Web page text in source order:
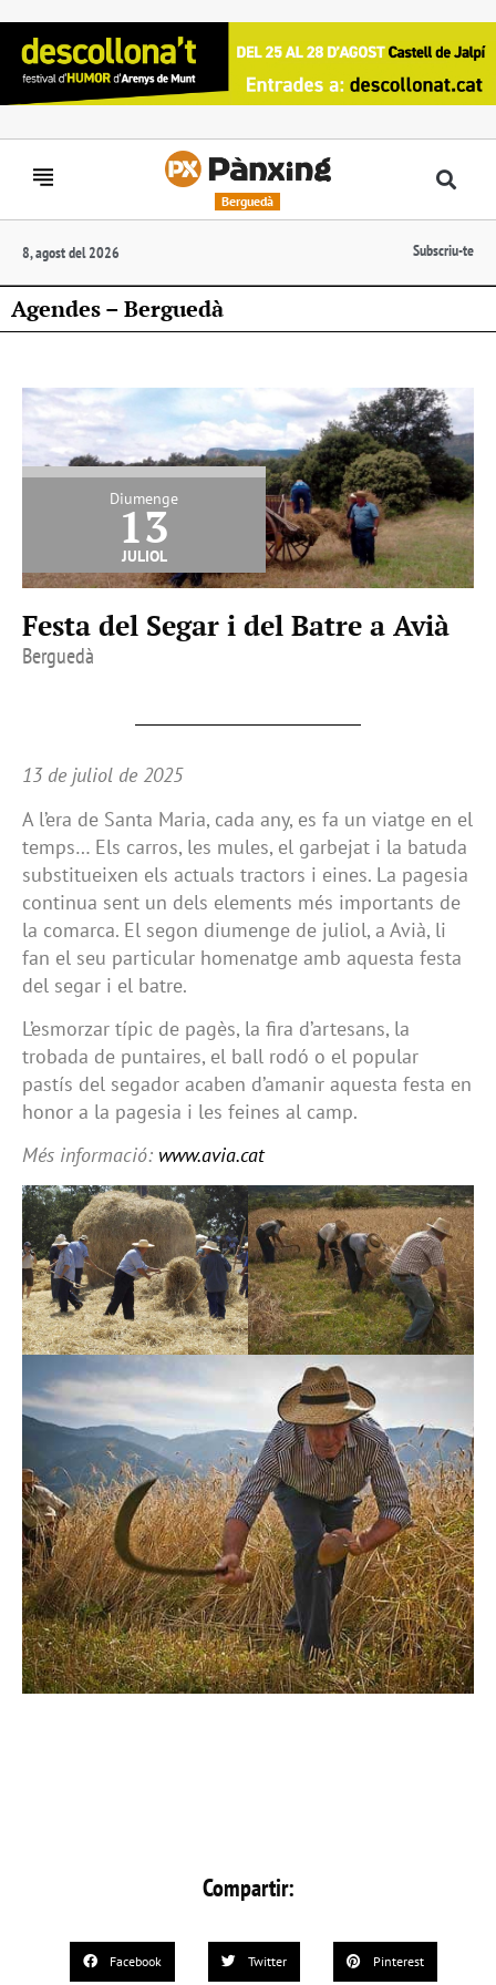
Berguedà
8, agost del 2026 Subscriu-te
Agendes – Berguedà
Diumenge
13
juliol
Festa del Segar i del Batre a Avià
Berguedà
13 de juliol de 2025
A l’era de Santa Maria, cada any, es fa un viatge en el
temps… Els carros, les mules, el garbejat i la batuda
substitueixen els actuals tractors i eines. La pagesia
continua sent un dels elements més importants de
la comarca. El segon diumenge de juliol, a Avià, li
fan el seu particular homenatge amb aquesta festa
del segar i el batre.
L’esmorzar típic de pagès, la fira d’artesans, la
trobada de puntaires, el ball rodó o el popular
pastís del segador acaben d’amanir aquesta festa en
honor a la pagesia i les feines al camp.
Més informació: www.avia.cat
Compartir:
Facebook Twitter Pinterest